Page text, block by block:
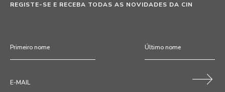
REGISTE-SE E RECEBA TODAS AS NOVIDADES DA CIN